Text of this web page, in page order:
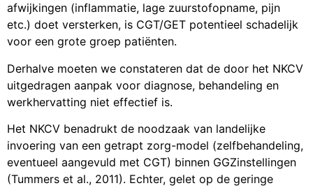
afwijkingen (inflammatie, lage zuurstofopname, pijn
etc.) doet versterken, is CGT/GET potentieel schadelijk
voor een grote groep patiënten.
Derhalve moeten we constateren dat de door het NKCV
uitgedragen aanpak voor diagnose, behandeling en
werkhervatting niet effectief is.
Het NKCV benadrukt de noodzaak van landelijke
invoering van een getrapt zorg-model (zelfbehandeling,
eventueel aangevuld met CGT) binnen GGZinstellingen
(Tummers et al., 2011). Echter, gelet op de geringe